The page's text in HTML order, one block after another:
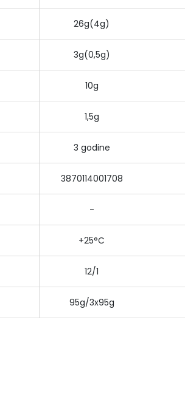
26g(4g)
3g(0,5g)
10g
1,5g
3 godine
3870114001708
-
+25°C
12/1
95g/3x95g